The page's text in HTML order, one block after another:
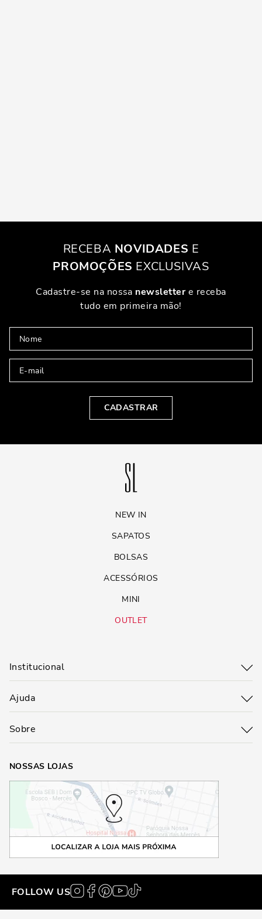
RECEBA NOVIDADES E
PROMOÇÕES EXCLUSIVAS
Cadastre-se na nossa newslettere receba
tudo em primeira mão!
CADASTRAR
NEW IN
SAPATOS
BOLSAS
ACESSÓRIOS
MINI
OUTLET
Institucional
Ajuda
Sobre
NOSSAS LOJAS
FOLLOW US